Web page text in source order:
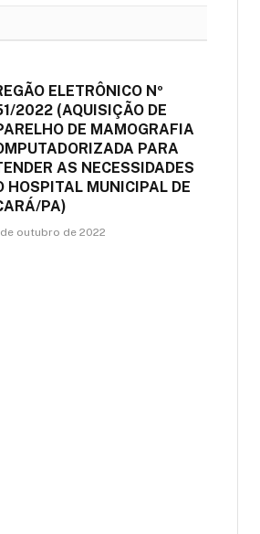
ELETRÔNICO Nº
2022 (AQUISIÇÃO DE
DE MAMOGRAFIA
PARA
AS NECESSIDADES
HOSPITAL MUNICIPAL DE
PA)
outubro de 2022